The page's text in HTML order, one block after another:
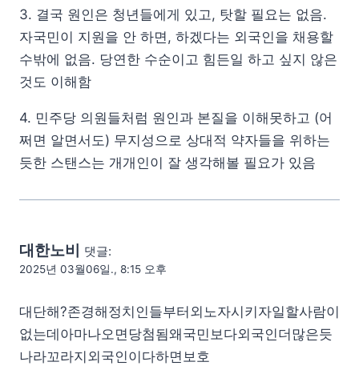
3. 결국 원인은 청년들에게 있고, 탓할 필요는 없음.
자국민이 지원을 안 하면, 하겠다는 외국인을 채용할
수밖에 없음. 당연한 수순이고 힘든일 하고 싶지 않은
것도 이해함
4. 민주당 의원들처럼 원인과 본질을 이해못하고 (어
쩌면 알면서도) 무지성으로 상대적 약자들을 위하는
듯한 스탠스는 개개인이 잘 생각해볼 필요가 있음
대한노비 댓글:
2025년 03월06일., 8:15 오후
대단해?존경해정치인들부터외노자시키자일할사람이
없는데아마나오면당첨됨왜국민보다외국인더많은듯
나라꼬라지외국인이다하면보호